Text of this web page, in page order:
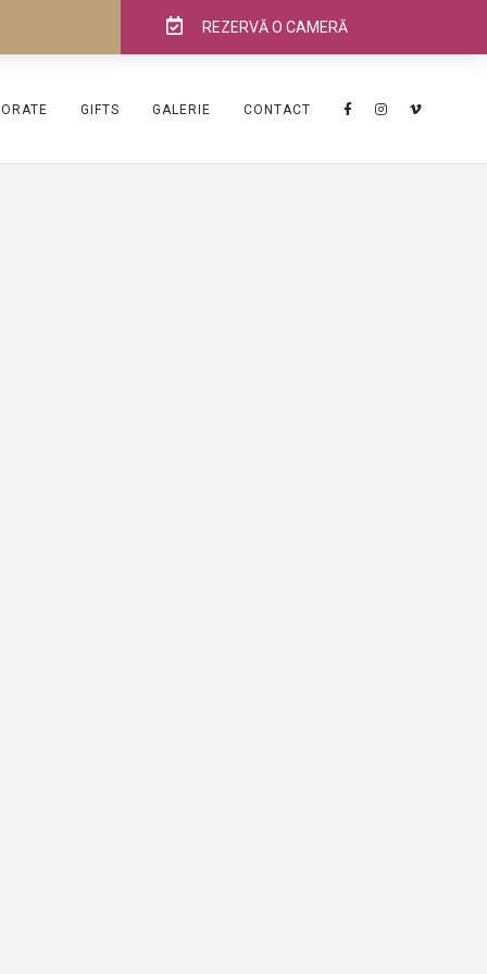
REZERVĂ O CAMERĂ
GIFTS GALERIE CONTACT